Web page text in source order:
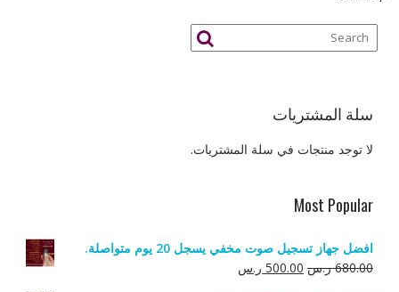
سلة المشتريات
لا توجد منتجات في سلة المشتريات.
Most Popular
افضل جهاز تسجيل صوت مخفي يسجل 20 يوم متواصلة.
680.00 ر.س السعر
500.00 ر.سالسعر